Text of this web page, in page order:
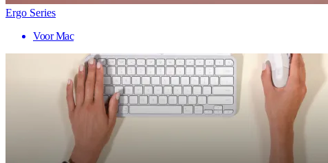
Ergo Series
Voor Mac